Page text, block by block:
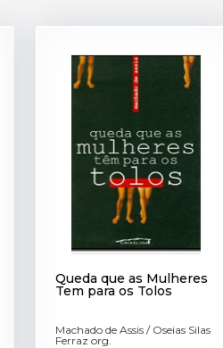
Queda que as Mulheres
Tem para os Tolos
Machado de Assis / Oseias Silas
Ferraz org.